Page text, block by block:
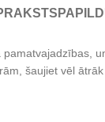
šaujiet vēl